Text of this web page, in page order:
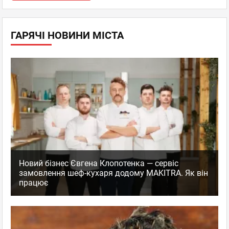
ГАРЯЧІ НОВИНИ МІСТА
Новий бізнес Євгена Клопотенка — сервіс
замовлення шеф-кухаря додому MAKITRA. Як він
працює